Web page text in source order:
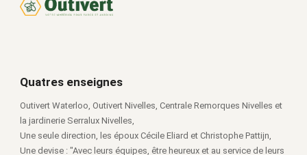
Quatres enseignes
Outivert Waterloo, Outivert Nivelles, Centrale Remorques Nivelles et
la jardinerie Serralux Nivelles,
Une seule direction, les époux Cécile Eliard et Christophe Pattijn,
Une devise : "Avec leurs équipes, être heureux et au service de leurs